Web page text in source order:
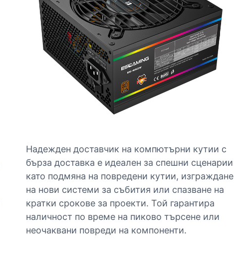
Надежден доставчик на компютърни кутии с
бърза доставка е идеален за спешни сценарии
като подмяна на повредени кутии, изграждане
на нови системи за събития или спазване на
кратки срокове за проекти. Той гарантира
наличност по време на пиково търсене или
неочаквани повреди на компоненти.